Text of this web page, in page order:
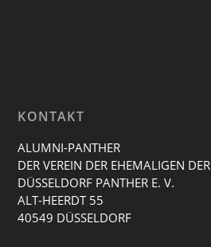
KONTAKT
ALUMNI-PANTHER
DER VEREIN DER EHEMALIGEN DER
DÜSSELDORF PANTHER E. V.
ALT-HEERDT 55
40549 DÜSSELDORF